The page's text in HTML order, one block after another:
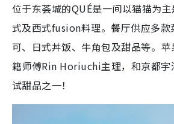
位于东荟城的QUÉ是一间以猫猫为
式及西式fusion料理。餐厅供应多款
可、日式丼饭、牛角包及甜品等。
籍师傅Rin Horiuchi主理，和京都宇
试甜品之一！